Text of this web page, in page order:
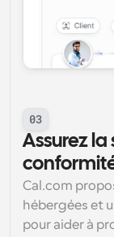
03
Assurez
Cal.com
hébergées et
pour aider à